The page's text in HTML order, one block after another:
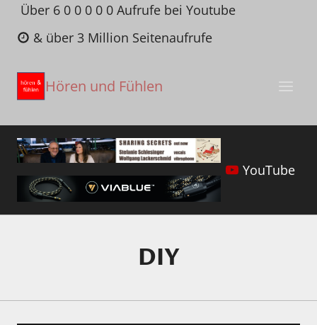
Zum
Inhalt
springen
Über 6 0 0 0 0 0 Aufrufe bei Youtube
& über 3 Million Seitenaufrufe
Hören und Fühlen
YouTube
DIY